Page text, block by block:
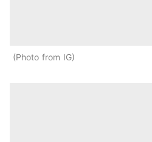
Photo from IG